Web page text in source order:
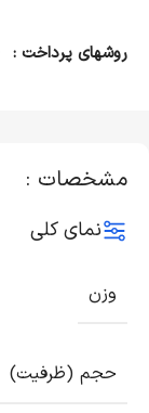
روشهای پرداخت :
مشخصات :
نمای کلی
وزن
حجم (ظرفیت)